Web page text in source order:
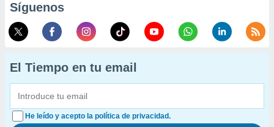
Síguenos
El Tiempo en tu email
He leído y acepto la política de privacidad.